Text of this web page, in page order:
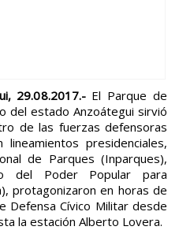
29.08.2017.- El Parque de
del estado Anzoátegui sirvió
de las fuerzas defensoras
presidenciales,
de Parques (Inparques),
del Poder Popular para
protagonizaron en horas de
Defensa Cívico Militar desde
la estación Alberto Lovera.